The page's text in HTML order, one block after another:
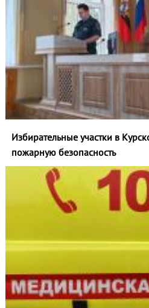
Избирательные участки в
пожарную безопасность